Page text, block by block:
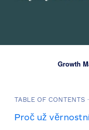
Growth
TABLE OF CONTENTS
Proč už